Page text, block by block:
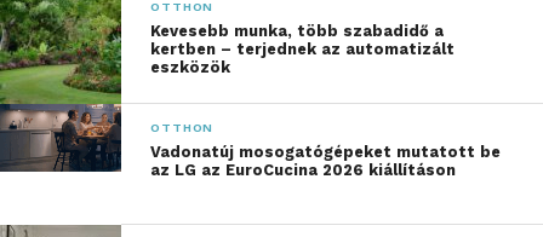
folyamatai lezárultak.
Mostantól Európa
legnagyobb fulfillment
áruházaként működik,
kiszállításokat biztosít a
OTTHON
Kevesebb munka, több szabadidő a
kertben – terjednek az automatizált
eszközök
OTTHON
Vadonatúj mosogatógépeket mutatott be
az LG az EuroCucina 2026 kiállításon